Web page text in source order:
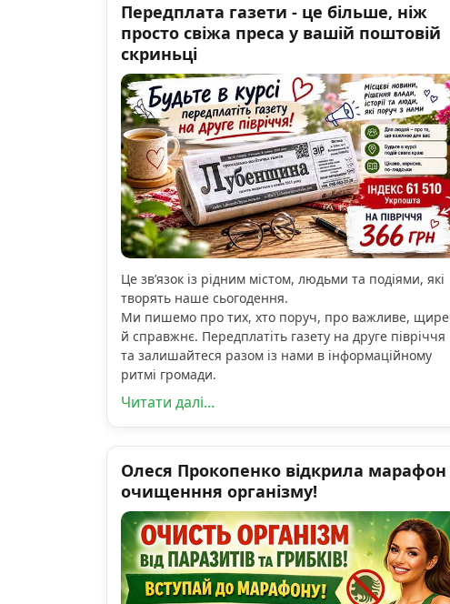
Передплата газети - це більше, ніж
просто свіжа преса у вашій поштовій
скриньці
Це зв’язок із рідним містом, людьми та подіями, які
творять наше сьогодення.
Ми пишемо про тих, хто поруч, про важливе, щире
й справжнє. Передплатіть газету на друге півріччя
та залишайтеся разом із нами в інформаційному
ритмі громади.
Читати далі...
Олеся Прокопенко відкрила марафон
очищенння організму!